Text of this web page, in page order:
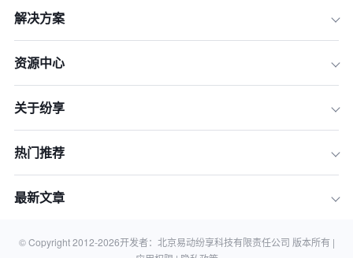
解决方案
资源中心
关于纷享
热门推荐
最新文章
© Copyright 2012-2026开发者：北京易动纷享科技有限责任公司 版本所有 |